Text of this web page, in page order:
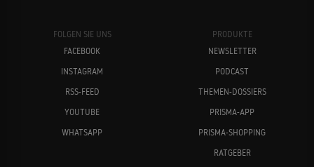
FOLGEN SIE UNS
FACEBOOK
INSTAGRAM
RSS-FEED
YOUTUBE
WHATSAPP
PRODUKTE
NEWSLETTER
PODCAST
THEMEN-DOSSIERS
PRISMA-APP
PRISMA-SHOPPING
RATGEBER